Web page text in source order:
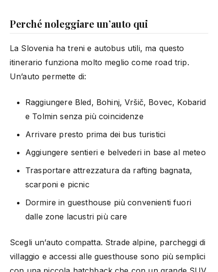
Perché noleggiare un’auto qui
La Slovenia ha treni e autobus utili, ma questo
itinerario funziona molto meglio come road trip.
Un’auto permette di:
Raggiungere Bled, Bohinj, Vršič, Bovec, Kobarid
e Tolmin senza più coincidenze
Arrivare presto prima dei bus turistici
Aggiungere sentieri e belvederi in base al meteo
Trasportare attrezzatura da rafting bagnata,
scarponi e picnic
Dormire in guesthouse più convenienti fuori
dalle zone lacustri più care
Scegli un’auto compatta. Strade alpine, parcheggi di
villaggio e accessi alle guesthouse sono più semplici